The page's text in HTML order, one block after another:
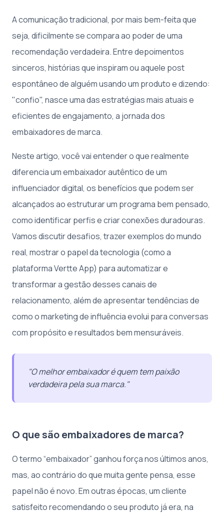
A comunicação tradicional, por mais bem-feita que
seja, dificilmente se compara ao poder de uma
recomendação verdadeira. Entre depoimentos
sinceros, histórias que inspiram ou aquele post
espontâneo de alguém usando um produto e dizendo:
"confio", nasce uma das estratégias mais atuais e
eficientes de engajamento, a jornada dos
embaixadores de marca.
Neste artigo, você vai entender o que realmente
diferencia um embaixador autêntico de um
influenciador digital, os benefícios que podem ser
alcançados ao estruturar um programa bem pensado,
como identificar perfis e criar conexões duradouras.
Vamos discutir desafios, trazer exemplos do mundo
real, mostrar o papel da tecnologia (como a
plataforma Vertte App) para automatizar e
transformar a gestão desses canais de
relacionamento, além de apresentar tendências de
como o marketing de influência evolui para conversas
com propósito e resultados bem mensuráveis.
"O melhor embaixador é quem tem paixão
verdadeira pela sua marca."
O que são embaixadores de marca?
O termo “embaixador” ganhou força nos últimos anos,
mas, ao contrário do que muita gente pensa, esse
papel não é novo. Em outras épocas, um cliente
satisfeito recomendando o seu produto já era, na